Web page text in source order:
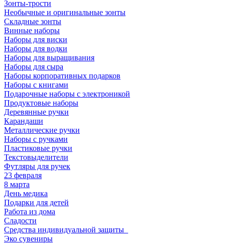
Зонты-трости
Необычные и оригинальные зонты
Складные зонты
Винные наборы
Наборы для виски
Наборы для водки
Наборы для выращивания
Наборы для сыра
Наборы корпоративных подарков
Наборы с книгами
Подарочные наборы с электроникой
Продуктовые наборы
Деревянные ручки
Карандаши
Металлические ручки
Наборы с ручками
Пластиковые ручки
Текстовыделители
Футляры для ручек
23 февраля
8 марта
День медика
Подарки для детей
Работа из дома
Сладости
Средства индивидуальной защиты_
Эко сувениры